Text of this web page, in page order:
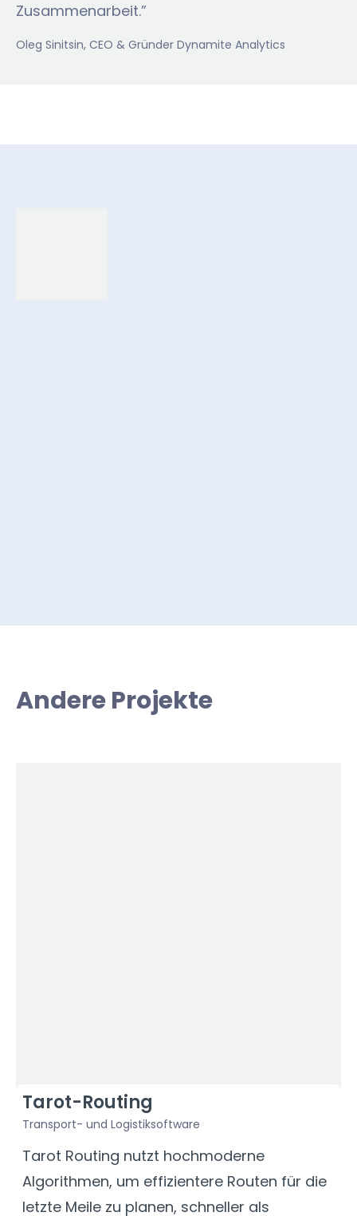
Zusammenarbeit.”
Oleg Sinitsin, CEO & Gründer Dynamite Analytics
Andere Projekte
Tarot-Routing
Transport- und Logistiksoftware
Tarot Routing nutzt hochmoderne
Algorithmen, um effizientere Routen für die
letzte Meile zu planen, schneller als